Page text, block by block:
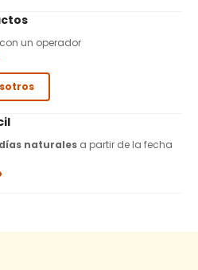
un operador
naturales a partir de la fecha